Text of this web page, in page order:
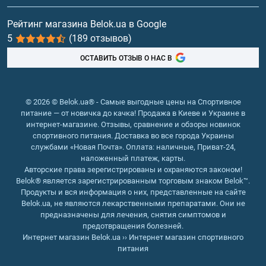
расторопши (цена которого в Украине остается
доступной) поможет снизить риск сердечно-
сосудистых заболеваний вследствие закупорки
сосудов и отложения холестериновых бляшек -
ишемической болезни сердца, инфарктов,
Нормализация уровня глюкозы. Силимарин
предупредить развитие диабета и
стабилизировать показатели глюкозы. На
начальных стадиях заболевания эффективен как
отдельный препарат, при тяжелых формах
диабета и панкреатита рекомендован в составе
комплексного лечения.
Помимо перечисленных свойств Silybum marianum
снижает риск развития хронических заболеваний,
укрепляет иммунитет, повышает сопротивляемость
Витамины и минералы
Рыбий жир, жирные кислоты
Рейтинг магазина Belok.ua в Google
5
(189 отзывов)
ОСТАВИТЬ ОТЗЫВ О НАС В
© 2026 © Belok.ua® - Самые выгодные цены на Спортивное
питание — от новичка до качка! Продажа в Киеве и Украине в
интернет-магазине. Отзывы, сравнение и обзоры новинок
спортивного питания. Доставка во все города Украины
службами «Новая Почта». Оплата: наличные, Приват-24,
наложенный платеж, карты.
Авторские права зерегистрированы и охраняются законом!
Belok® является зарегистрированным торговым знаком Belok™.
Продукты и вся информация о них, представленные на сайте
Belok.ua, не являются лекарственными препаратами. Они не
предназначены для лечения, снятия симптомов и
предотвращения болезней.
Интернет магазин Belok.ua›› Интернет магазин спортивного
питания